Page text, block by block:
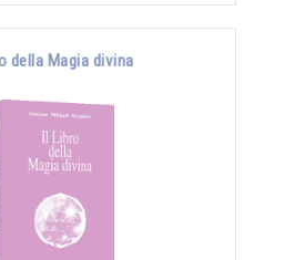
della Magia divina